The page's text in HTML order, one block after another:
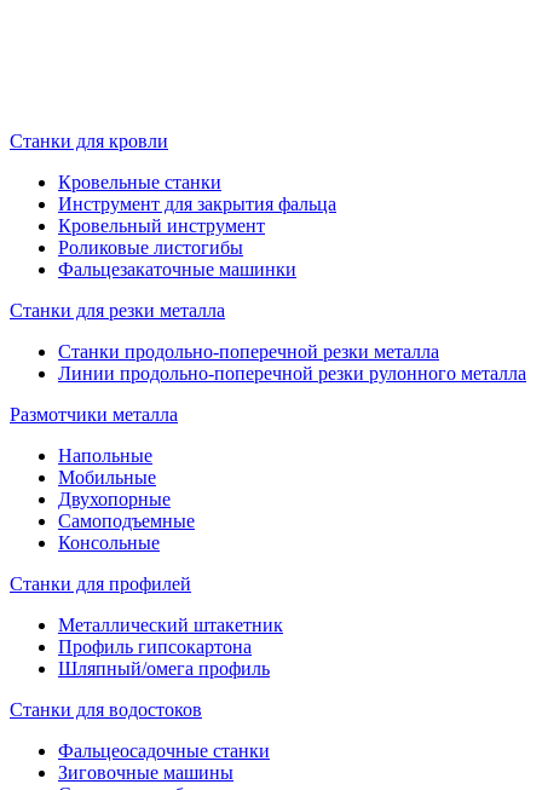
Станки для кровли
Кровельные станки
Инструмент для закрытия фальца
Кровельный инструмент
Роликовые листогибы
Фальцезакаточные машинки
Станки для резки металла
Станки продольно-поперечной резки металла
Линии продольно-поперечной резки рулонного металла
Размотчики металла
Напольные
Мобильные
Двухопорные
Самоподъемные
Консольные
Станки для профилей
Металлический штакетник
Профиль гипсокартона
Шляпный/омега профиль
Станки для водостоков
Фальцеосадочные станки
Зиговочные машины